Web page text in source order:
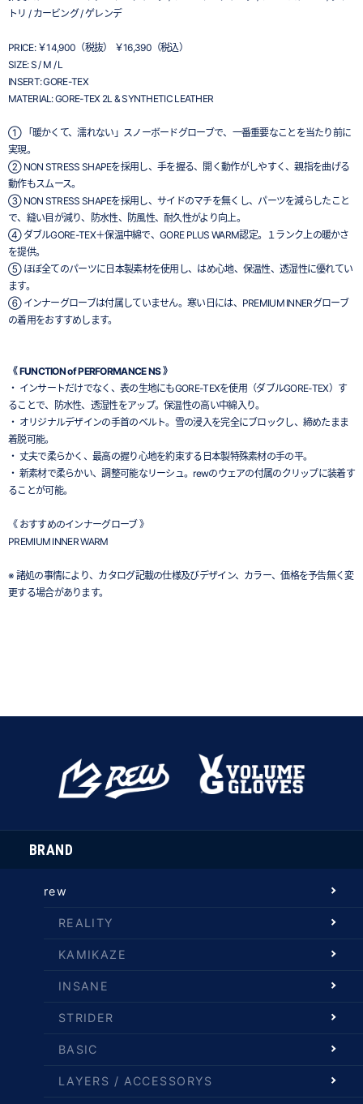
トリ / カービング / ゲレンデ
PRICE: ￥14,900（税抜） ￥16,390（税込）
SIZE: S / M / L
INSERT: GORE-TEX
MATERIAL: GORE-TEX 2L & SYNTHETIC LEATHER
① 「暖かくて、濡れない」スノーボードグローブで、一番重要なことを当たり前に
実現。
② NON STRESS SHAPEを採用し、手を握る、開く動作がしやすく、親指を曲げる
動作もスムース。
③ NON STRESS SHAPEを採用し、サイドのマチを無くし、パーツを減らしたこと
で、縫い目が減り、防水性、防風性、耐久性がより向上。
④ ダブルGORE-TEX＋保温中綿で、GORE PLUS WARM認定。１ランク上の暖かさ
を提供。
⑤ ほぼ全てのパーツに日本製素材を使用し、はめ心地、保温性、透湿性に優れてい
ます。
⑥ インナーグローブは付属していません。寒い日には、PREMIUM INNERグローブ
の着用をおすすめします。
《 FUNCTION of PERFORMANCE NS 》
・ インサートだけでなく、表の生地にもGORE-TEXを使用（ダブルGORE-TEX）す
ることで、防水性、透湿性をアップ。保温性の高い中綿入り。
・ オリジナルデザインの手首のベルト。雪の浸入を完全にブロックし、締めたまま
着脱可能。
・ 丈夫で柔らかく、最高の握り心地を約束する日本製特殊素材の手の平。
・ 新素材で柔らかい、調整可能なリーシュ。rewのウェアの付属のクリップに装着す
ることが可能。
《 おすすめのインナーグローブ 》
PREMIUM INNER WARM
※ 諸処の事情により、カタログ記載の仕様及びデザイン、カラー、価格を予告無く変
更する場合があります。
BRAND
rew
REALITY
KAMIKAZE
INSANE
STRIDER
BASIC
LAYERS / ACCESSORYS